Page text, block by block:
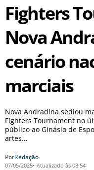
Fighters
Nova
cenário
marciais
Nova Andradina sediou
Fighters Tournament no
público ao Ginásio de
artes...
PorRedação
07/05/2025 Atualizado às 08:54